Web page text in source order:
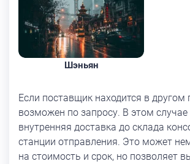
Шэньян
Если поставщик находится в другом
возможен по запросу. В этом случае
внутренняя доставка до склада
станции отправления. Это может
на стоимость и срок, но позволяет